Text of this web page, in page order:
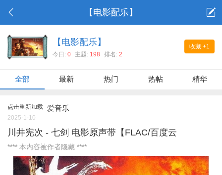
【电影配乐】
收藏 +1
【电影配乐】
今日: 0 主题: 198 排名: 2
全部 最新 热门 热帖 精华
点击重新加载 爱音乐
2025-1-10
川井宪次 - 七剑 电影原声带【FLAC/百度云
**** 本内容被作者隐藏 ****